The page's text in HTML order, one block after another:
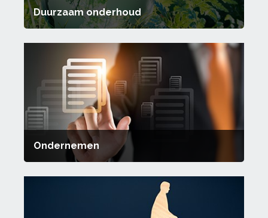
Duurzaam onderhoud
Ondernemen